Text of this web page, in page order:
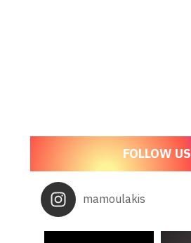
mamoulakis
FOLLOW US